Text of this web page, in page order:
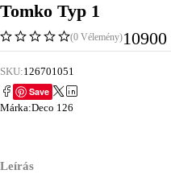
Tomko Typ 1
(0 Vélemény)10900
SKU:126701051
Save
Márka:Deco 126
Leírás